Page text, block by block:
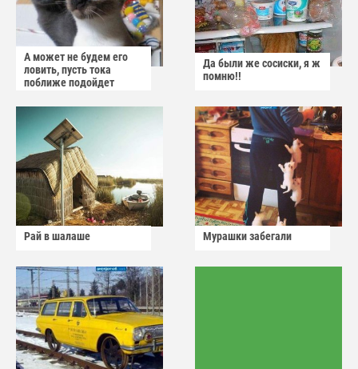
А может не будем его
ловить, пусть тока
поближе подойдет
Да были же сосиски, я ж
помню!!
Рай в шалаше Мурашки забегали